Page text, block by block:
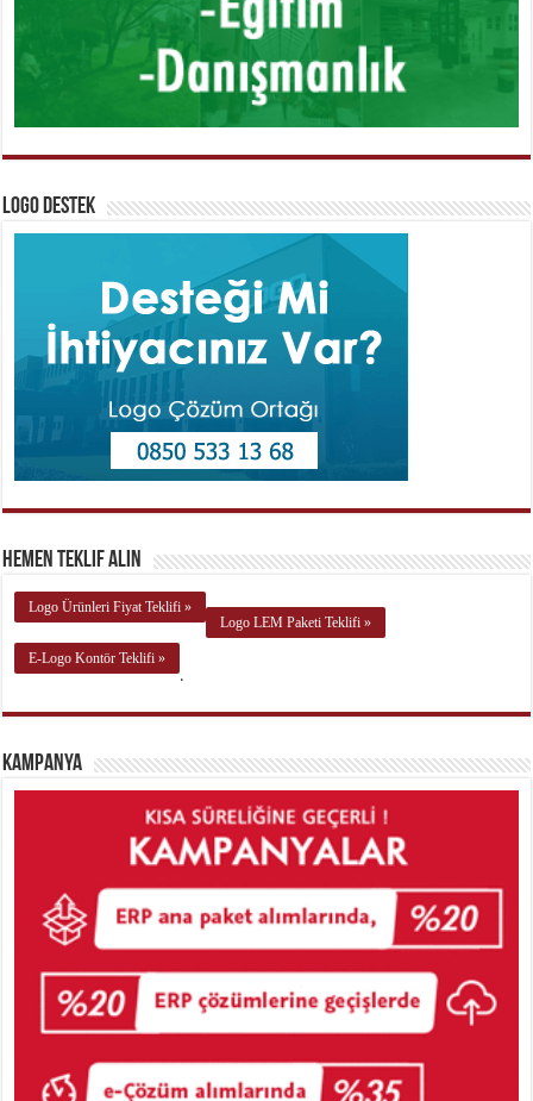
Logo Destek
Hemen Teklif Alın
Logo Ürünleri Fiyat Teklifi »
Logo LEM Paketi Teklifi »
E-Logo Kontör Teklifi »
.
Kampanya